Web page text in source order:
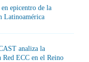
epicentro de la
Latinoamérica
analiza la
Red ECC en el Reino